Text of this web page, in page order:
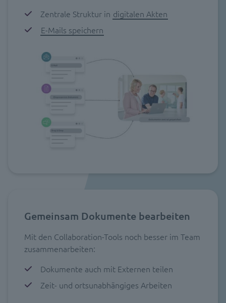
Zentrale Struktur in digitalen Akten
E-Mails speichern
Gemeinsam Dokumente bearbeiten
Mit den Collaboration-Tools noch besser im Team
zusammenarbeiten:
Dokumente auch mit Externen teilen
Zeit- und ortsunabhängiges Arbeiten